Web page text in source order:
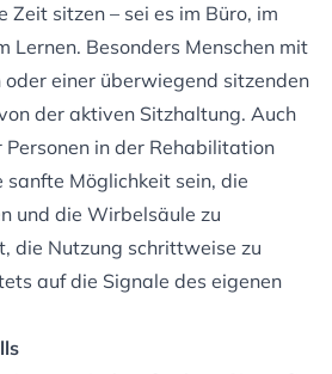
Zeit sitzen – sei es im Büro, im
Lernen. Besonders Menschen mit
oder einer überwiegend sitzenden
der aktiven Sitzhaltung. Auch
in der Rehabilitation
sanfte Möglichkeit sein, die
und die Wirbelsäule zu
die Nutzung schrittweise zu
auf die Signale des eigenen